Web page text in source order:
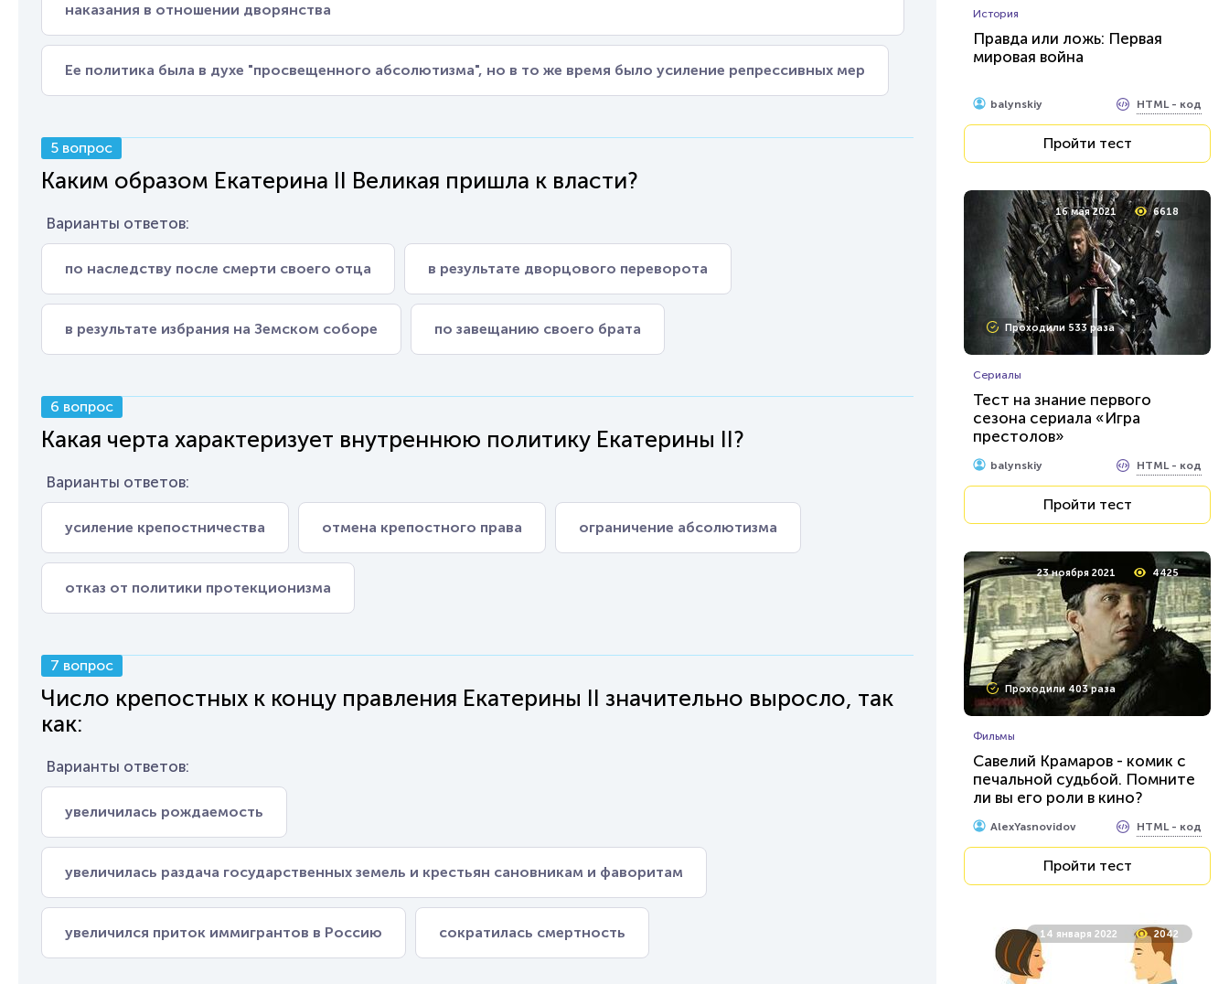
наказания в отношении дворянства
Ее политика была в духе "просвещенного абсолютизма", но в то же время было усиление репрессивных мер
5 вопрос
Каким образом Екатерина II Великая пришла к власти?
Варианты ответов:
по наследству после смерти своего отца в результате дворцового переворота
в результате избрания на Земском соборе по завещанию своего брата
6 вопрос
Какая черта характеризует внутреннюю политику Екатерины II?
Варианты ответов:
усиление крепостничества отмена крепостного права ограничение абсолютизма
отказ от политики протекционизма
7 вопрос
Число крепостных к концу правления Екатерины II значительно выросло, так
как:
Варианты ответов:
увеличилась рождаемость
увеличилась раздача государственных земель и крестьян сановникам и фаворитам
увеличился приток иммигрантов в Россию сократилась смертность
История
Правда или ложь: Первая
мировая война
balynskiy HTML - код
Пройти тест
16 мая 2021 6618
Проходили 533 раза
Сериалы
Тест на знание первого
сезона сериала «Игра
престолов»
balynskiy HTML - код
Пройти тест
23 ноября 2021 4425
Проходили 403 раза
Фильмы
Савелий Крамаров - комик с
печальной судьбой. Помните
ли вы его роли в кино?
AlexYasnovidov HTML - код
Пройти тест
14 января 2022 2042